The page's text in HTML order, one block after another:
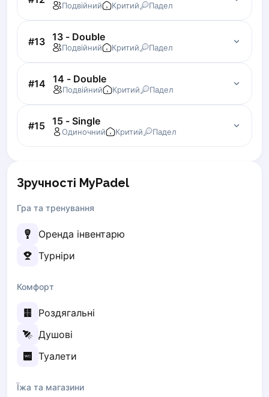
Bydgoszcz
Chojnice
Czestochowa
Dabrowa Gornicza
Elblag
Gdansk
Gdynia
Grudziądz
Kalisz
Kielce
Krakow
Legionowo
Lublin
Olsztyn
Piaseczno
Poznan
Pruszcz Gdański
Rzeszow
Подвійний Критий Падел
#13 13 - Double
Подвійний Критий Падел
#14 14 - Double
Подвійний Критий Падел
#15 15 - Single
Одиночний Критий Падел
Зручності MyPadel
Гра та тренування
Оренда інвентарю
Турніри
Комфорт
Роздягальні
Душові
Туалети
Їжа та магазини